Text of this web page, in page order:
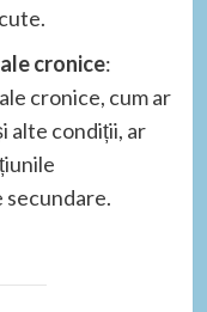
cronice:
cronice, cum ar
alte condiții, ar